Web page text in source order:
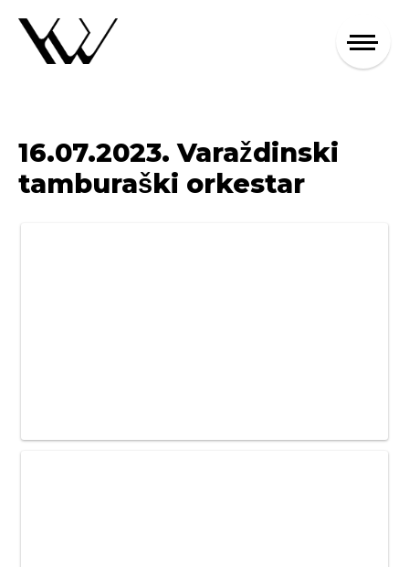
16.07.2023. Varaždinski
tamburaški orkestar